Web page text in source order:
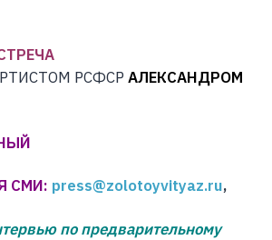
РСФСР АЛЕКСАНДРОМ
СМИ: press@zolotoyvityaz.ru,
по предварительному